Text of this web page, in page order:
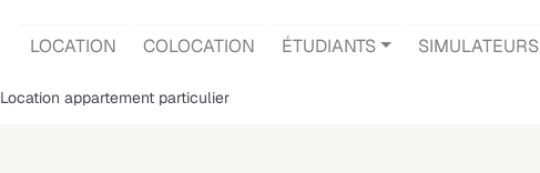
LOCATION COLOCATION ÉTUDIANTS SIMULATEURS
Location appartement particulier